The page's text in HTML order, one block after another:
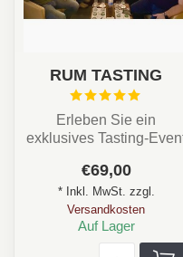
RUM TASTING
Erleben Sie ein
exklusives Tasting-
Welt erlesener Ar...
€69,00
* Inkl. MwSt. zzgl.
Versandkosten
Auf Lager